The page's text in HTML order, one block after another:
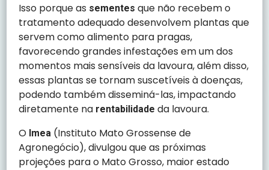
Isso porque as sementesque não recebem o
tratamento adequado desenvolvem plantas que
servem como alimento para pragas,
favorecendo grandes infestações em um dos
momentos mais sensíveis da lavoura, além disso,
essas plantas se tornam suscetíveis à doenças,
podendo também disseminá-las, impactando
diretamente na rentabilidadeda lavoura.
O Imea (Instituto Mato Grossense de
Agronegócio), divulgou que as próximas
projeções para o Mato Grosso, maior estado